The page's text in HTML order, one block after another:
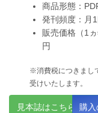
商品形態：
発刊頻度：月1
販売価格（1
円
※消費税につきまし
受けいたします。
見本誌はこちら 購入